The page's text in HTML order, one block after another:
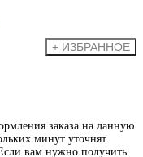
заказа на данную
минут уточнят
вам нужно получить